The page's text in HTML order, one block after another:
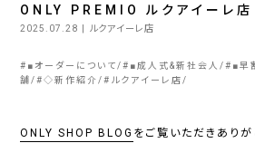
ONLY PREMIO ルクアイーレ店
2025.07.28 | ルクアイーレ店
# ■オーダーについて # ■成人式&新社会人 # ■早
舗 #◇新作紹介 # ルクアイーレ店
ONLY SHOP BLOG をご覧いただきありが